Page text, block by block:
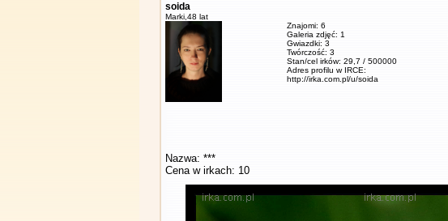
soida
Marki, 48 lat
Znajomi: 6
Galeria zdjęć: 1
Gwiazdki: 3
Twórczość: 3
Stan/cel irków: 29,7 / 500000
Adres profilu w IRCE:
http://irka.com.pl/u/soida
Nazwa: ***
Cena w irkach: 10